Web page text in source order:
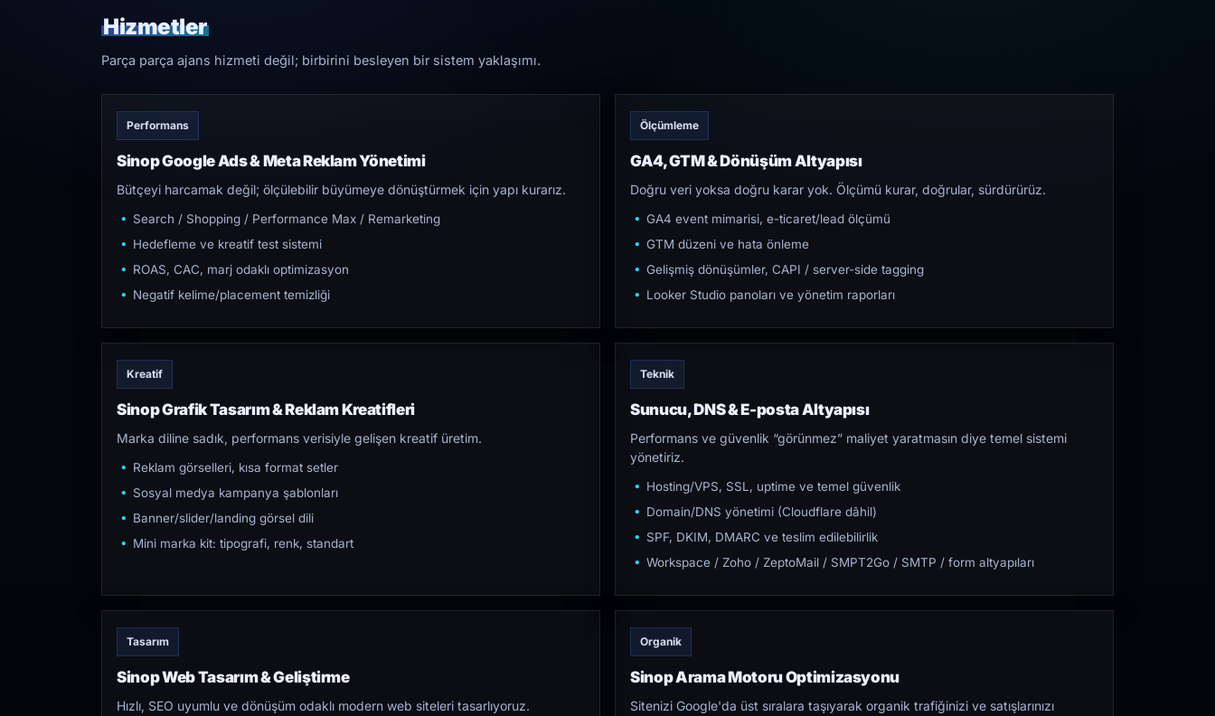
Hizmetler
Parça parça ajans hizmeti değil; birbirini besleyen bir sistem yaklaşımı.
Performans
Sinop Google Ads & Meta Reklam Yönetimi
Bütçeyi harcamak değil; ölçülebilir büyümeye dönüştürmek için yapı kurarız.
Search / Shopping / Performance Max / Remarketing
Hedefleme ve kreatif test sistemi
ROAS, CAC, marj odaklı optimizasyon
Negatif kelime/placement temizliği
Ölçümleme
GA4, GTM & Dönüşüm Altyapısı
Doğru veri yoksa doğru karar yok. Ölçümü kurar, doğrular, sürdürürüz.
GA4 event mimarisi, e-ticaret/lead ölçümü
GTM düzeni ve hata önleme
Gelişmiş dönüşümler, CAPI / server-side tagging
Looker Studio panoları ve yönetim raporları
Kreatif
Sinop Grafik Tasarım & Reklam Kreatifleri
Marka diline sadık, performans verisiyle gelişen kreatif üretim.
Reklam görselleri, kısa format setler
Sosyal medya kampanya şablonları
Banner/slider/landing görsel dili
Mini marka kit: tipografi, renk, standart
Teknik
Sunucu, DNS & E-posta Altyapısı
Performans ve güvenlik “görünmez” maliyet yaratmasın diye temel sistemi
yönetiriz.
Hosting/VPS, SSL, uptime ve temel güvenlik
Domain/DNS yönetimi (Cloudflare dâhil)
SPF, DKIM, DMARC ve teslim edilebilirlik
Workspace / Zoho / ZeptoMail / SMPT2Go / SMTP / form altyapıları
Tasarım
Sinop Web Tasarım & Geliştirme
Hızlı, SEO uyumlu ve dönüşüm odaklı modern web siteleri tasarlıyoruz.
Organik
Sinop Arama Motoru Optimizasyonu
Sitenizi Google'da üst sıralara taşıyarak organik trafiğinizi ve satışlarınızı